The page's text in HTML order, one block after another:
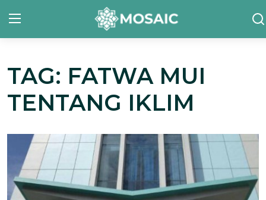
Contact
Tentang Kami
Team Kami
Galeri
TAG: FATWA MUI
TENTANG IKLIM